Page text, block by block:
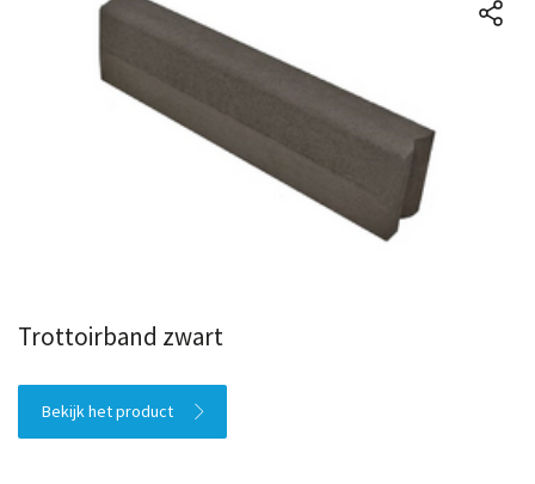
Trottoirband zwart
Bekijk het product